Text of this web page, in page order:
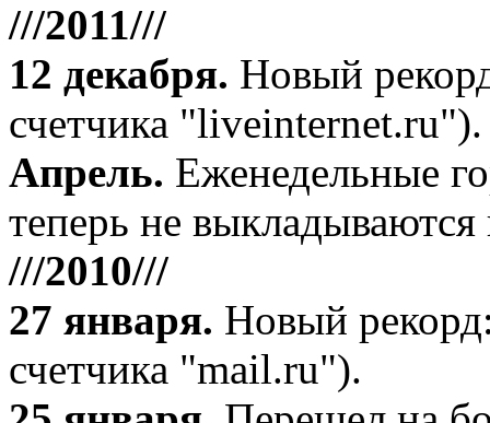
///2011///
12 декабря. Новый
счетчика "liveinternet.ru").
Апрель. Еженедельные
теперь не выкладываются
///2010///
27 января. Новый
счетчика "mail.ru").